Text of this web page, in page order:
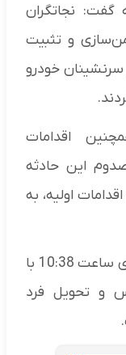
گفت: نجاتگران
و تثبیت
سرنشینان خودرو
اقدامات
این حادثه
اولیه، به
وی خاطرنشان کرد: این عملیات امدادی ساعت 10:38 با
و تحویل فرد